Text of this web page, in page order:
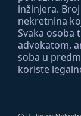
inžinjera.
nekretnina
Svaka osoba
advokatom,
soba u
koriste